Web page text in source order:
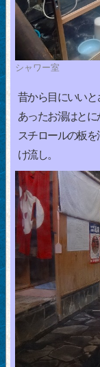
シャワー室
昔から目にいいと
あったお湯はと
スチロールの板
け流し。